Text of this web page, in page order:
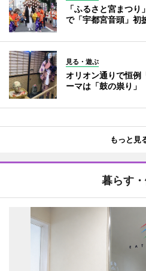
「ふるさと宮まつ
で「宇都宮音頭」初
見る・遊ぶ
オリオン通りで恒
ーマは「鼓の祟り」
もっと見
暮らす・